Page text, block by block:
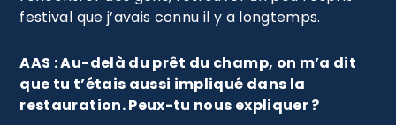
festival que j’avais connu il y a longtemps.
AAS : Au-delà du prêt du champ, on m’a dit
que tu t’étais aussi impliqué dans la
restauration. Peux-tu nous expliquer ?